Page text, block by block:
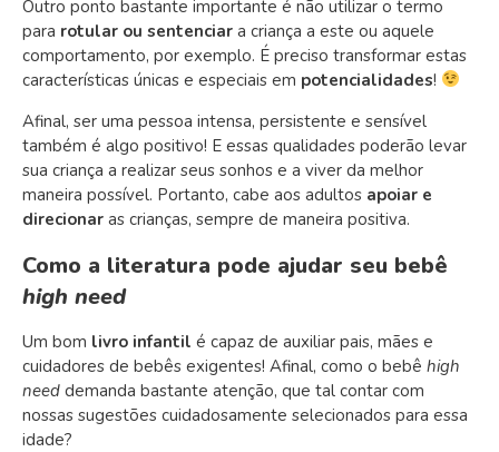
Outro ponto bastante importante é não utilizar o termo
para rotular ou sentenciar a criança a este ou aquele
comportamento, por exemplo. É preciso transformar estas
características únicas e especiais em potencialidades!
Afinal, ser uma pessoa intensa, persistente e sensível
também é algo positivo! E essas qualidades poderão levar
sua criança a realizar seus sonhos e a viver da melhor
maneira possível. Portanto, cabe aos adultos apoiar e
direcionar as crianças, sempre de maneira positiva.
Como a literatura pode ajudar seu bebê
high need
Um bom livro infantil é capaz de auxiliar pais, mães e
cuidadores de bebês exigentes! Afinal, como o bebê high
need demanda bastante atenção, que tal contar com
nossas sugestões cuidadosamente selecionados para essa
idade?